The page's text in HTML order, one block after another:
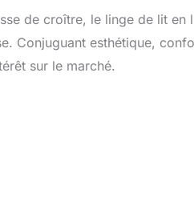
de croître, le linge de lit en
Conjuguant esthétique,
sur le marché.